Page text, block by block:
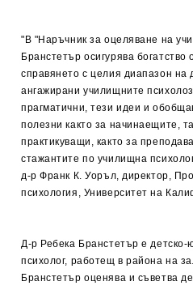
"В "Наръчник за оцеляване на
Бранстетър осигурява богатство
справянето с целия диапазон на
ангажирани училищните
прагматични, тези идеи и
полезни както за начинае­щите,
практикуващи, както за
стажантите по училищна
д-р Франк К. Уоръл, директор,
психология, Университет на
Д-р Ребека Бранстетър е
психолог, работещ в района на
Бранстетър оценява и съветва